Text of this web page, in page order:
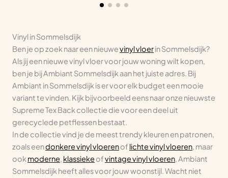
Vinyl in Sommelsdijk
Ben je op zoek naar een nieuwevinyl vloerin Sommelsdijk?
Als jij een nieuwe vinyl vloer voor jouw woning wilt kopen,
ben je bij Ambiant Sommelsdijk aan het juiste adres. Bij
Ambiant in Sommelsdijk is er voor elk budget een mooie
variant te vinden. Kijk bijvoorbeeld eens naar onze nieuwste
Supreme Tex Back collectie die voor een deel uit
gerecyclede petflessen bestaat.
In de collectie vind je de meest trendy kleuren en patronen,
zoals eendonkere vinyl vloerenof lichte vinyl vloeren, maar
ook moderne, klassiekeofvintage vinyl vloeren, Ambiant
Sommelsdijk heeft alles voor jouw woonstijl. Wacht niet